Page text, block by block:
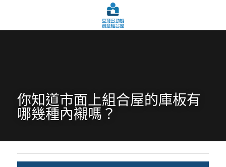
你知道市面上組合屋的庫板有
哪幾種內襯嗎？